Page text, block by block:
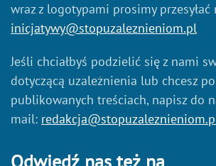
wraz z logotypami prosimy
inicjatywy@stopuzaleznieniom.pl
Jeśli chciałbyś podzielić się z nami
dotyczącą uzależnienia lub chcesz
publikowanych treściach, napisz do
mail: